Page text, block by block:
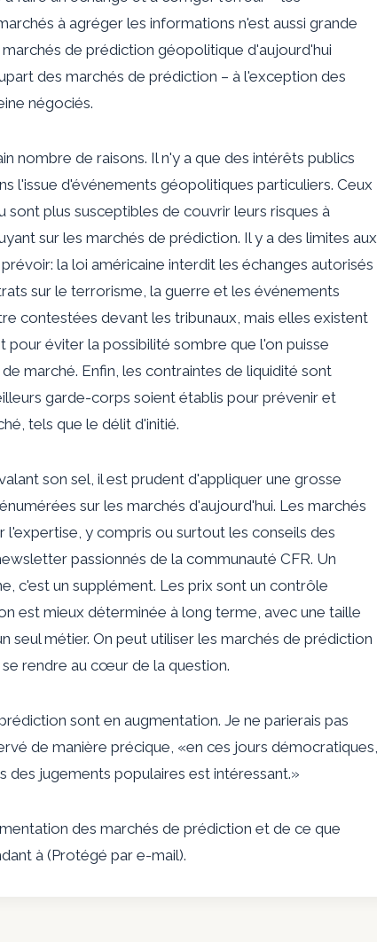
à agréger les informations n'est aussi grande
de prédiction géopolitique d'aujourd'hui
des marchés de prédiction – à l'exception des
négociés.
nombre de raisons. Il n'y a que des intérêts publics
l'issue d'événements géopolitiques particuliers. Ceux
plus susceptibles de couvrir leurs risques à
sur les marchés de prédiction. Il y a des limites aux
la loi américaine interdit les échanges autorisés
sur le terrorisme, la guerre et les événements
contestées devant les tribunaux, mais elles existent
éviter la possibilité sombre que l'on puisse
marché. Enfin, les contraintes de liquidité sont
garde-corps soient établis pour prévenir et
tels que le délit d'initié.
son sel, il est prudent d'appliquer une grosse
sur les marchés d'aujourd'hui. Les marchés
y compris ou surtout les conseils des
passionnés de la communauté CFR. Un
c'est un supplément. Les prix sont un contrôle
est mieux déterminée à long terme, avec une taille
seul métier. On peut utiliser les marchés de prédiction
rendre au cœur de la question.
sont en augmentation. Je ne parierais pas
de manière précique, «en ces jours démocratiques,
jugements populaires est intéressant.»
des marchés de prédiction et de ce que
à (Protégé par e-mail).